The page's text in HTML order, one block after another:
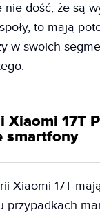
nie dość, że są
to mają
w swoich
Xiaomi 17T
smartfony
Xiaomi 17T
przypadkach